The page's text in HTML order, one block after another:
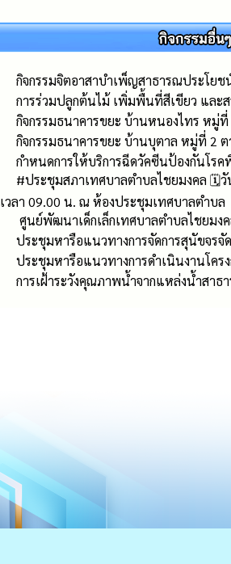
กิจกรรมจิตอาสาบำเพ็ญสาธารณประโยช
การร่วมปลูกต้นไม้ เพิ่มพื้นที่สีเขียว และ
กิจกรรมธนาคารขยะ บ้านหนองไทร หมู่
กิจกรรมธนาคารขยะ บ้านบุตาล หมู่ที่ 2
กำหนดการให้บริการฉีดวัคซีนป้องกันโร
#ประชุมสภาเทศบาลตำบลไชยมงคล 🗓️
เวลา 09.00 น. ณ ห้องประชุมเทศบาลตำบล
ศูนย์พัฒนาเด็กเล็กเทศบาลตำบลไชยมง
ประชุมหารือแนวทางการจัดการสุนัขจรจั
ประชุมหารือแนวทางการดำเนินงานโค
การเฝ้าระวังคุณภาพน้ำจากแหล่งน้ำสา